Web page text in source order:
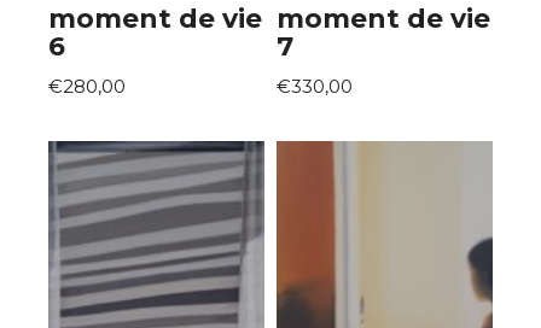
moment de vie
6
€280,00
moment de vie
7
€330,00